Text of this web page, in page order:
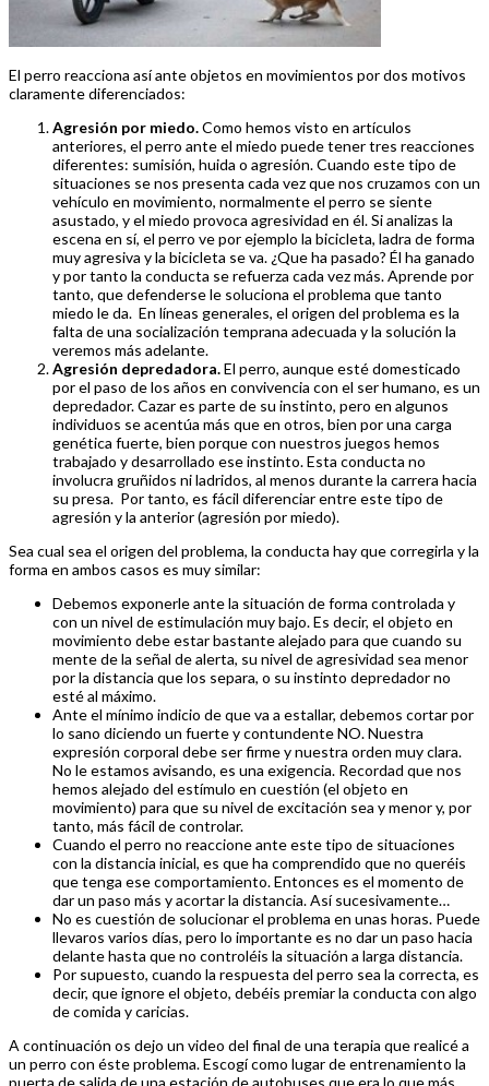
El perro reacciona así ante objetos en movimientos por dos motivos
claramente diferenciados:
Agresión por miedo.Como hemos visto en artículos
anteriores, el perro ante el miedo puede tener tres reacciones
diferentes: sumisión, huida o agresión. Cuando este tipo de
situaciones se nos presenta cada vez que nos cruzamos con un
vehículo en movimiento, normalmente el perro se siente
asustado, y el miedo provoca agresividad en él. Si analizas la
escena en sí, el perro ve por ejemplo la bicicleta, ladra de forma
muy agresiva y la bicicleta se va. ¿Que ha pasado? Él ha ganado
y por tanto la conducta se refuerza cada vez más. Aprende por
tanto, que defenderse le soluciona el problema que tanto
miedo le da. En líneas generales, el origen del problema es la
falta de una socialización temprana adecuada y la solución la
veremos más adelante.
Agresión depredadora.El perro, aunque esté domesticado
por el paso de los años en convivencia con el ser humano, es un
depredador. Cazar es parte de su instinto, pero en algunos
individuos se acentúa más que en otros, bien por una carga
genética fuerte, bien porque con nuestros juegos hemos
trabajado y desarrollado ese instinto. Esta conducta no
involucra gruñidos ni ladridos, al menos durante la carrera hacia
su presa. Por tanto, es fácil diferenciar entre este tipo de
agresión y la anterior (agresión por miedo).
Sea cual sea el origen del problema, la conducta hay que corregirla y la
forma en ambos casos es muy similar:
Debemos exponerle ante la situación de forma controlada y
con un nivel de estimulación muy bajo. Es decir, el objeto en
movimiento debe estar bastante alejado para que cuando su
mente de la señal de alerta, su nivel de agresividad sea menor
por la distancia que los separa, o su instinto depredador no
esté al máximo.
Ante el mínimo indicio de que va a estallar, debemos cortar por
lo sano diciendo un fuerte y contundente NO. Nuestra
expresión corporal debe ser firme y nuestra orden muy clara.
No le estamos avisando, es una exigencia. Recordad que nos
hemos alejado del estímulo en cuestión (el objeto en
movimiento) para que su nivel de excitación sea y menor y, por
tanto, más fácil de controlar.
Cuando el perro no reaccione ante este tipo de situaciones
con la distancia inicial, es que ha comprendido que no queréis
que tenga ese comportamiento. Entonces es el momento de
dar un paso más y acortar la distancia. Así sucesivamente…
No es cuestión de solucionar el problema en unas horas. Puede
llevaros varios días, pero lo importante es no dar un paso hacia
delante hasta que no controléis la situación a larga distancia.
Por supuesto, cuando la respuesta del perro sea la correcta, es
decir, que ignore el objeto, debéis premiar la conducta con algo
de comida y caricias.
A continuación os dejo un video del final de una terapia que realicé a
un perro con éste problema. Escogí como lugar de entrenamiento la
puerta de salida de una estación de autobuses que era lo que más